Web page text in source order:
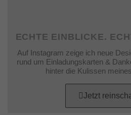
ECHTE EINBLICKE.
Auf Instagram zeige ich neue
rund um Einladungskarten &
hinter die Kulissen
Jetzt